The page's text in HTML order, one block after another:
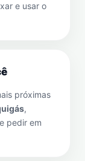
e usar o
próximas
,
pedir em